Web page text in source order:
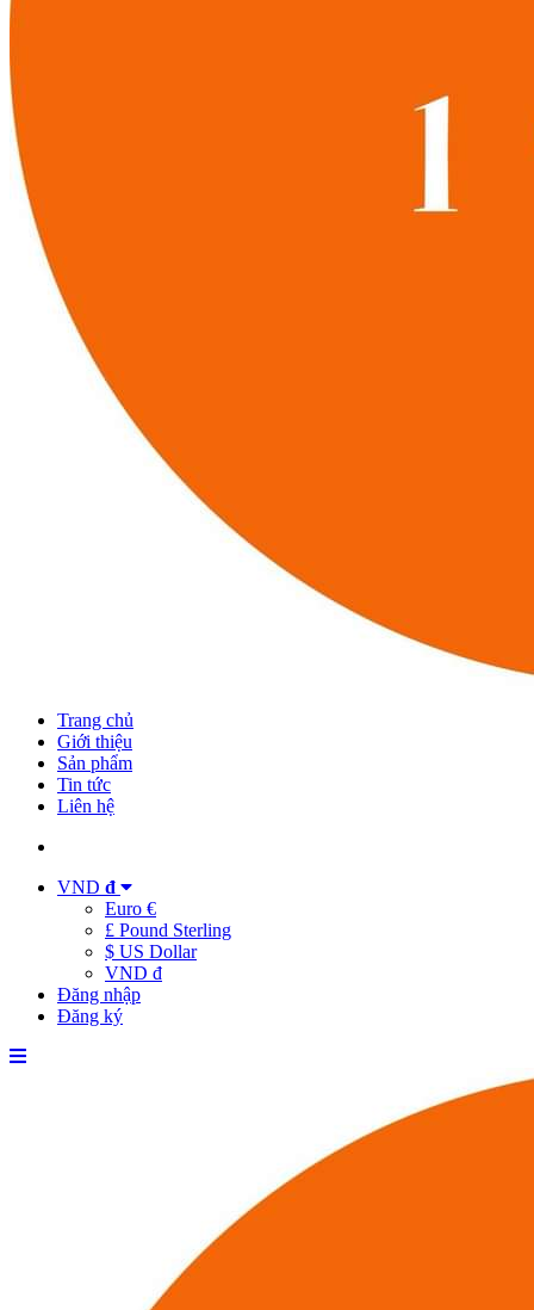
Trang chủ
Giới thiệu
Sản phẩm
Tin tức
Liên hệ
VND đ
Euro €
£ Pound Sterling
$ US Dollar
VND đ
Đăng nhập
Đăng ký